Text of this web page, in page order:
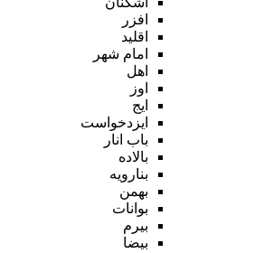
افزر
اقلید
امام شهر
اهل
اوز
ایج
ایزدخواست
باب انار
بالاده
بنارویه
بهمن
بوانات
بیرم
بیضا